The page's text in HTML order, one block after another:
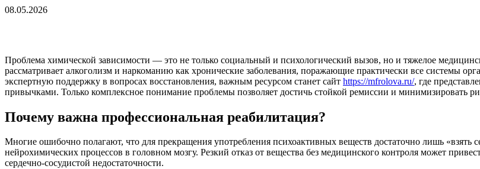
08.05.2026
Проблема химической зависимости — это не только социальный и психологический вызов, но и тяжелое
рассматривает алкоголизм и наркоманию как хронические заболевания, поражающие практически все системы
экспертную поддержку в вопросах восстановления, важным ресурсом станет сайт https://mfrolova.ru/, где
привычками. Только комплексное понимание проблемы позволяет достичь стойкой ремиссии и минимизировать
Почему важна профессиональная реабилитация?
Многие ошибочно полагают, что для прекращения употребления психоактивных веществ достаточно лишь «взять
нейрохимических процессов в головном мозгу. Резкий отказ от вещества без медицинского контроля может
сердечно-сосудистой недостаточности.